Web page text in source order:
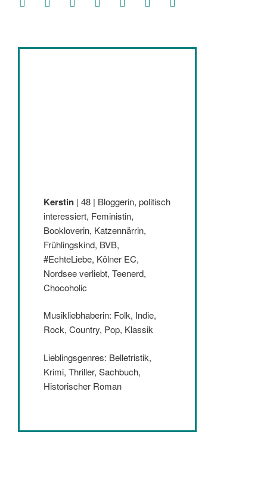
Kerstin | 48 | Bloggerin, politisch
interessiert, Feministin,
Bookloverin, Katzennärrin,
Frühlingskind, BVB,
#EchteLiebe, Kölner EC,
Nordsee verliebt, Teenerd,
Chocoholic
Musikliebhaberin: Folk, Indie,
Rock, Country, Pop, Klassik
Lieblingsgenres: Belletristik,
Krimi, Thriller, Sachbuch,
Historischer Roman